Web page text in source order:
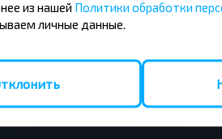
из нашей Политики обработки
личные данные.